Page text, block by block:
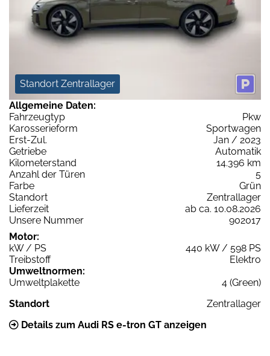
Standort Zentrallager
Allgemeine Daten:
Fahrzeugtyp
Pkw
Karosserieform
Sportwagen
Erst-Zul.
Jan / 2023
Getriebe
Automatik
Kilometerstand
14.396 km
Anzahl der Türen
5
Farbe
Grün
Standort
Zentrallager
Lieferzeit
ab ca. 10.08.2026
Unsere Nummer
902017
Motor:
kW / PS
440 kW / 598 PS
Treibstoff
Elektro
Umweltnormen:
Umweltplakette
4 (Green)
Standort
Zentrallager
Details zum Audi RS e-tron GT anzeigen